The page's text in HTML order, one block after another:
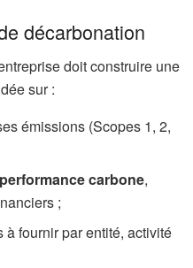
décarbonation
doit construire une
sur :
émissions (Scopes 1, 2,
carbone,
;
fournir par entité, activité